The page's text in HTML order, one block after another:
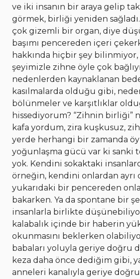
ve iki insanın bir araya gelip
görmek, birliği yeniden
çok gizemli bir organ, diye
başımı pencereden içeri
hakkında hiçbir şey bilinmiyor,
şeyimizle zihne öyle çok
nedenlerden kaynaklanan
kasılmalarda olduğu gibi,
bölünmeler ve karşıtlıklar
hissediyorum? “Zihnin birliği”
kafa yordum, zira kuşkusuz,
yerde herhangi bir zamanda
yoğunlaşma gücü var ki sanki
yok. Kendini sokaktaki
örneğin, kendini onlardan
yukarıdaki bir pencereden
bakarken. Ya da spontane bir
insanlarla birlikte
kalabalık içinde bir haberin
okunmasını beklerken
babaları yoluyla geriye doğru
keza daha önce dediğim gibi,
anneleri kanalıyla geriye